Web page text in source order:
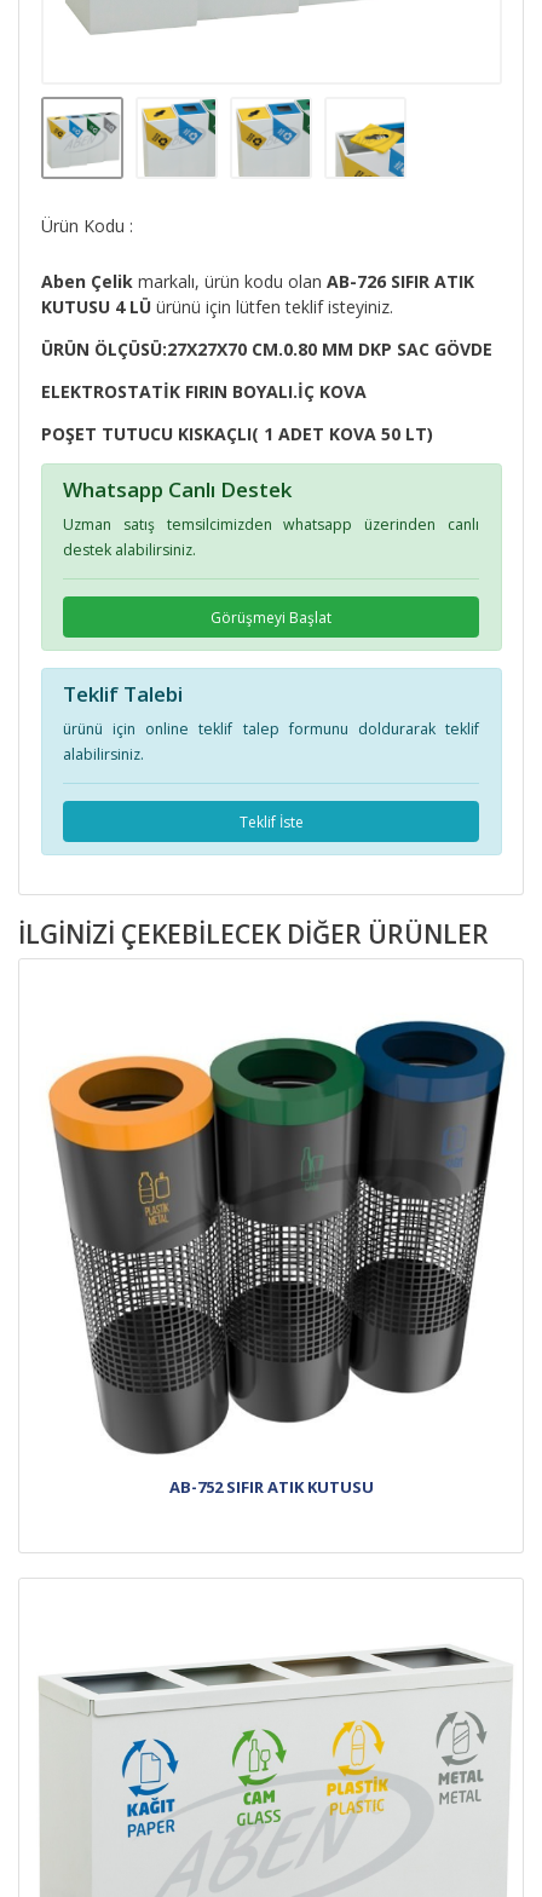
Ürün Kodu :
Aben Çelikmarkalı, ürün kodu olan AB-726 SIFIR ATIK
KUTUSU 4 LÜürünü için lütfen teklif isteyiniz.
ÜRÜN ÖLÇÜSÜ:27X27X70 CM.0.80 MM DKP SAC GÖVDE
ELEKTROSTATİK FIRIN BOYALI.İÇ KOVA
POŞET TUTUCU KISKAÇLI( 1 ADET KOVA 50 LT)
Whatsapp Canlı Destek
Uzman satış temsilcimizden whatsapp üzerinden canlı
destek alabilirsiniz.
Görüşmeyi Başlat
Teklif Talebi
ürünü için online teklif talep formunu doldurarak teklif
alabilirsiniz.
Teklif İste
İLGINIZI ÇEKEBILECEK DIĞER ÜRÜNLER
AB-752 SIFIR ATIK KUTUSU